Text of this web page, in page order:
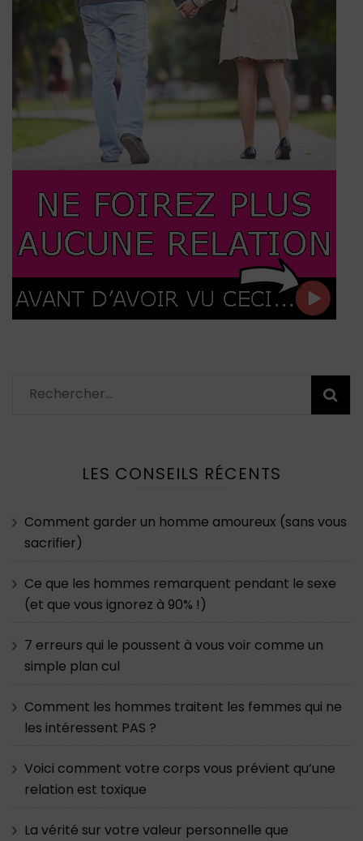
Rechercher :
LES CONSEILS RÉCENTS
Comment garder un homme amoureux (sans vous
sacrifier)
Ce que les hommes remarquent pendant le sexe
(et que vous ignorez à 90% !)
7 erreurs qui le poussent à vous voir comme un
simple plan cul
Comment les hommes traitent les femmes qui ne
les intéressent PAS ?
Voici comment votre corps vous prévient qu’une
relation est toxique
La vérité sur votre valeur personnelle que